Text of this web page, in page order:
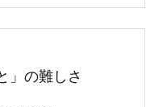
」の難しさ